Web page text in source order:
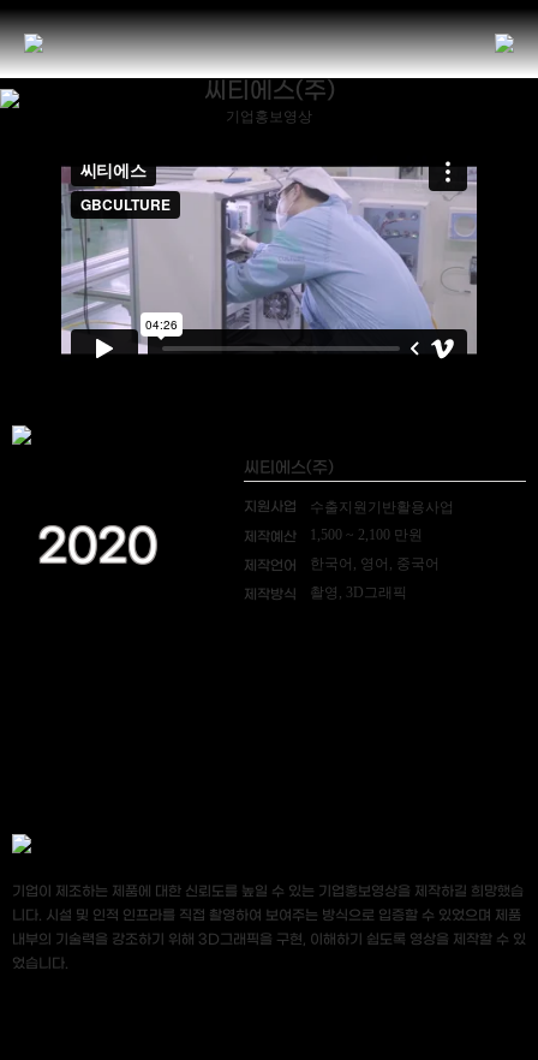
씨티에스(주)
기업홍보영상
2020
씨티에스(주)
지원사업 수출지원기반활용사업
제작예산 1,500 ~ 2,100 만원
제작언어 한국어, 영어, 중국어
제작방식 촬영, 3D그래픽
기업이 제조하는 제품에 대한 신뢰도를 높일 수 있는 기업홍보영상을 제작하길 희망했습
니다. 시설 및 인적 인프라를 직접 촬영하여 보여주는 방식으로 입증할 수 있었으며 제품
내부의 기술력을 강조하기 위해 3D그래픽을 구현, 이해하기 쉽도록 영상을 제작할 수 있
었습니다.